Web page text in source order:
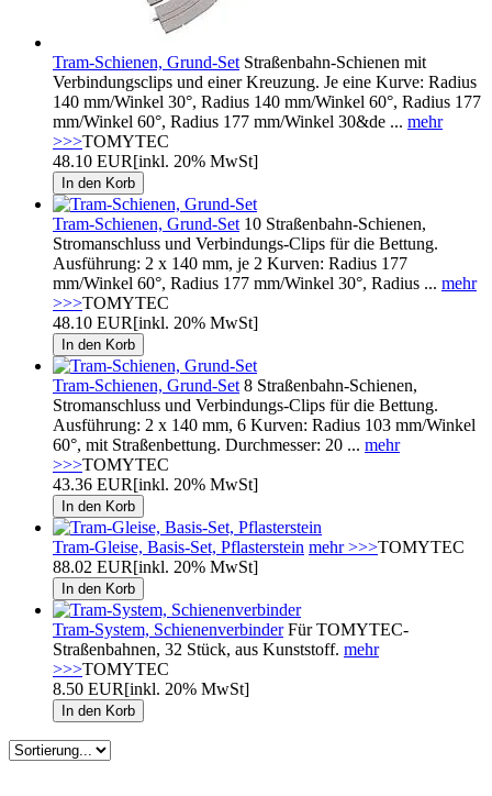
Tram-Schienen, Grund-Set Straßenbahn-Schienen mit
Verbindungsclips und einer Kreuzung. Je eine Kurve: Radius
140 mm/Winkel 30°, Radius 140 mm/Winkel 60°, Radius 177
mm/Winkel 60°, Radius 177 mm/Winkel 30&de ... mehr
>>>TOMYTEC
48.10 EUR[inkl. 20% MwSt]
Tram-Schienen, Grund-Set 10 Straßenbahn-Schienen,
Stromanschluss und Verbindungs-Clips für die Bettung.
Ausführung: 2 x 140 mm, je 2 Kurven: Radius 177
mm/Winkel 60°, Radius 177 mm/Winkel 30°, Radius ... mehr
>>>TOMYTEC
48.10 EUR[inkl. 20% MwSt]
Tram-Schienen, Grund-Set 8 Straßenbahn-Schienen,
Stromanschluss und Verbindungs-Clips für die Bettung.
Ausführung: 2 x 140 mm, 6 Kurven: Radius 103 mm/Winkel
60°, mit Straßenbettung. Durchmesser: 20 ... mehr
>>>TOMYTEC
43.36 EUR[inkl. 20% MwSt]
Tram-Gleise, Basis-Set, Pflasterstein mehr >>>TOMYTEC
88.02 EUR[inkl. 20% MwSt]
Tram-System, SchienenverbinderFür TOMYTEC-
Straßenbahnen, 32 Stück, aus Kunststoff. mehr
>>>TOMYTEC
8.50 EUR[inkl. 20% MwSt]